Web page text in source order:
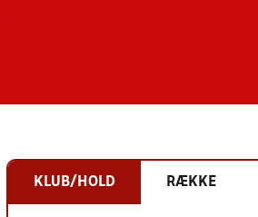
KLUB/HOLD RÆKKE